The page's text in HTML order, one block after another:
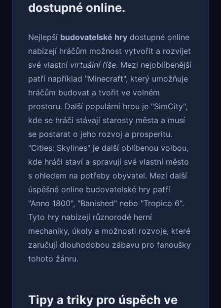
dostupné online.
Nejlepší budovatelské hry dostupné online
nabízejí hráčům možnost vytvořit a rozvíjet
své vlastní virtuální říše. Mezi nejoblíbenější
patří například "Minecraft", který umožňuje
hráčům budovat a tvořit ve volném
prostoru. Další populární hrou je "SimCity",
kde se hráči stávají starosty města a musí
se postarat o jeho rozvoj a prosperitu.
"Cities: Skylines" je další oblíbenou volbou,
kde hráči staví a spravují své vlastní město
s ohledem na potřeby obyvatel. Mezi další
úspěšné online budovatelské hry patří
"Anno 1800", "Banished" nebo "Tropico 6".
Tyto hry nabízejí různorodé herní
mechaniky, úkoly a možnosti rozvoje, které
zaručují dlouhodobou zábavu pro fanoušky
tohoto žánru.
Tipy a triky pro úspěch ve